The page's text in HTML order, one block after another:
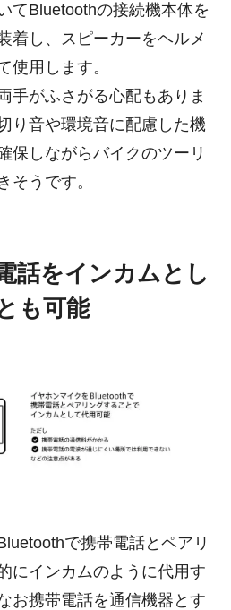
てBluetoothの接続機本体を
着し、スピーカーをヘルメ
使用します。
手がふさがる心配もありま
り音や環境音に配慮した機
保しながらバイクのツーリ
そうです。
話をインカムとし
も可能
で携帯電話とペアリ
にインカムのように代用す
お携帯電話を通信機器とす